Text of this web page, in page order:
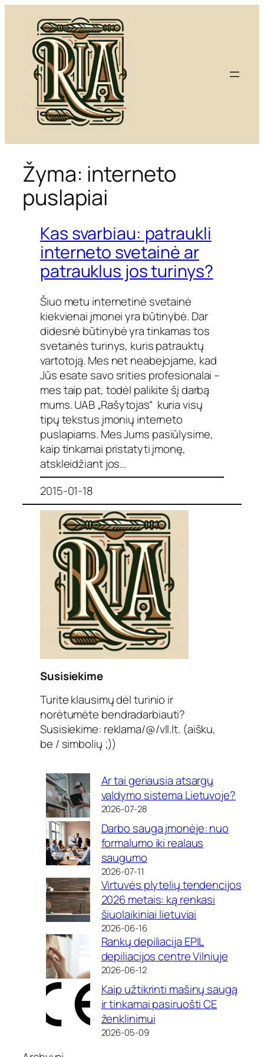
turinio
Žyma: interneto
puslapiai
Kas svarbiau: patraukli
interneto svetainė ar
patrauklus jos turinys?
Šiuo metu internetinė svetainė
kiekvienai įmonei yra būtinybė. Dar
didesnė būtinybė yra tinkamas tos
svetainės turinys, kuris patrauktų
vartotoją. Mes net neabejojame, kad
Jūs esate savo srities profesionalai –
mes taip pat, todėl palikite šį darbą
mums. UAB „Rašytojas“ kuria visų
tipų tekstus įmonių interneto
puslapiams. Mes Jums pasiūlysime,
kaip tinkamai pristatyti įmonę,
atskleidžiant jos…
2015-01-18
Susisiekime
Turite klausimų dėl turinio ir
norėtumėte bendradarbiauti?
Susisiekime: reklama/@/vll.lt. (aišku,
be / simbolių ;))
Ar tai geriausia atsargų
valdymo sistema Lietuvoje?
2026-07-28
Darbo sauga įmonėje: nuo
formalumo iki realaus
saugumo
2026-07-11
Virtuvės plytelių tendencijos
2026 metais: ką renkasi
šiuolaikiniai lietuviai
2026-06-16
Rankų depiliacija EPIL
depiliacijos centre Vilniuje
2026-06-12
Kaip užtikrinti mašinų saugą
ir tinkamai pasiruošti CE
ženklinimui
2026-05-09